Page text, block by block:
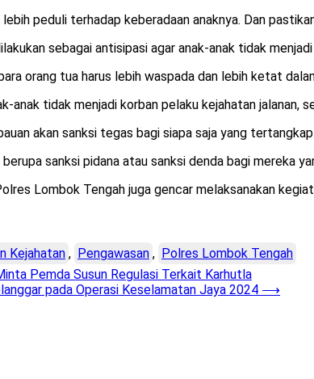
peduli terhadap keberadaan anaknya. Dan
sebagai antisipasi agar anak-anak tidak
orang tua harus lebih waspada dan lebih ketat
anak tidak menjadi korban pelaku kejahatan
akan sanksi tegas bagi siapa saja yang
sanksi pidana atau sanksi denda bagi mereka
Lombok Tengah juga gencar melaksanakan
Kejahatan , Pengawasan , Polres Lombok Tengah
Pemda Susun Regulasi Terkait Karhutla
pada Operasi Keselamatan Jaya 2024 ⟶